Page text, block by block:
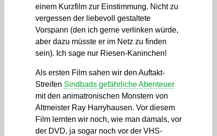
einem Kurzfilm zur Einstimmung. Nicht zu
vergessen der liebevoll gestaltete
Vorspann (den ich gerne verlinken würde,
aber dazu müsste er im Netz zu finden
sein). Ich sage nur Riesen-Kaninchen!
Als ersten Film sahen wir den Auftakt-
Streifen Sindbads gefährliche Abenteuer
mit den animatronischen Monstern von
Altmeister Ray Harryhausen. Vor diesem
Film lernten wir noch, wie man damals, vor
der DVD, ja sogar noch vor der VHS-